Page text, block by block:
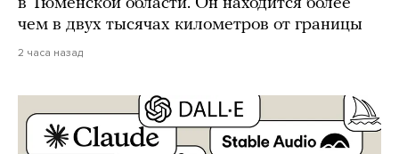
в Тюменской области. Он находится более
чем в двух тысячах километров от границы
2 часа назад